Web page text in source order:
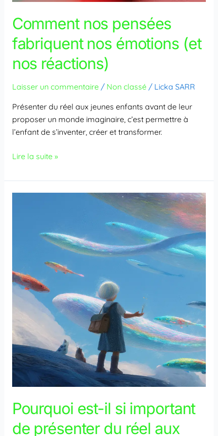
Comment nos pensées
fabriquent nos émotions (et
nos réactions)
Laisser un commentaire / Non classé/ Licka SARR
Présenter du réel aux jeunes enfants avant de leur
proposer un monde imaginaire, c’est permettre à
l’enfant de s’inventer, créer et transformer.
Lire la suite »
Pourquoi est-il si important
de présenter du réel aux
présenter
du
réel
aux
jeunes
enfants
avant
de
leur
proposer
un
monde
imaginaire